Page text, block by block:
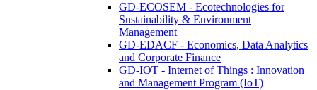
GD-ECOSEM - Ecotechnologies for
Sustainability & Environment
Management
GD-EDACF - Economics, Data Analytics
and Corporate Finance
GD-IOT - Internet of Things : Innovation
and Management Program (IoT)